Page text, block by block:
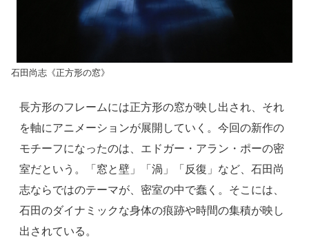
石田尚志《正方形の窓》
長方形のフレームには正方形の窓が映し出され、それ
を軸にアニメーションが展開していく。今回の新作の
モチーフになったのは、エドガー・アラン・ポーの密
室だという。「窓と壁」「渦」「反復」など、石田尚
志ならではのテーマが、密室の中で蠢く。そこには、
石田のダイナミックな身体の痕跡や時間の集積が映し
出されている。